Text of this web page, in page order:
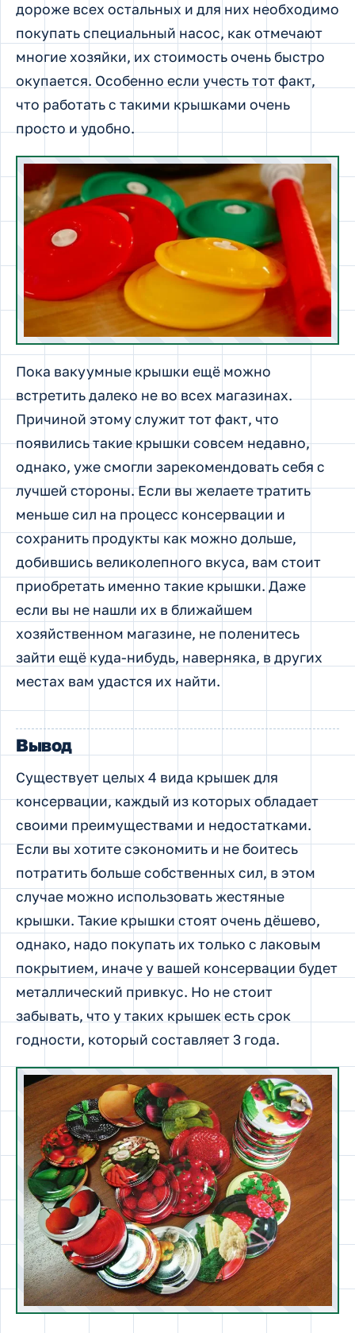
дороже всех остальных и для них необходимо
покупать специальный насос, как отмечают
многие хозяйки, их стоимость очень быстро
окупается. Особенно если учесть тот факт,
что работать с такими крышками очень
просто и удобно.
Пока вакуумные крышки ещё можно
встретить далеко не во всех магазинах.
Причиной этому служит тот факт, что
появились такие крышки совсем недавно,
однако, уже смогли зарекомендовать себя с
лучшей стороны. Если вы желаете тратить
меньше сил на процесс консервации и
сохранить продукты как можно дольше,
добившись великолепного вкуса, вам стоит
приобретать именно такие крышки. Даже
если вы не нашли их в ближайшем
хозяйственном магазине, не поленитесь
зайти ещё куда-нибудь, наверняка, в других
местах вам удастся их найти.
Вывод
Существует целых 4 вида крышек для
консервации, каждый из которых обладает
своими преимуществами и недостатками.
Если вы хотите сэкономить и не боитесь
потратить больше собственных сил, в этом
случае можно использовать жестяные
крышки. Такие крышки стоят очень дёшево,
однако, надо покупать их только с лаковым
покрытием, иначе у вашей консервации будет
металлический привкус. Но не стоит
забывать, что у таких крышек есть срок
годности, который составляет 3 года.